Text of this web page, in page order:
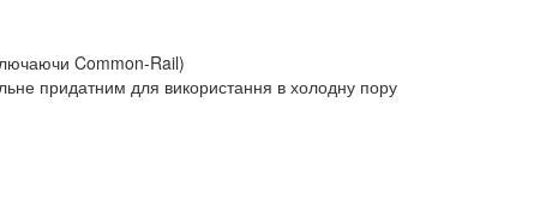
Common-Rail)
придатним для використання в холодну пору